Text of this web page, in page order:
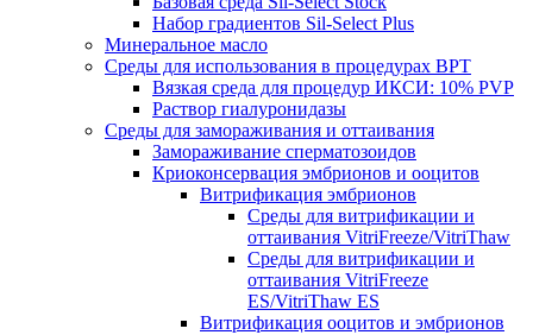
Набор градиентов Sil-Select Plus
Минеральное масло
Среды для использования в процедурах ВРТ
Вязкая среда для процедур ИКСИ: 10% PVP
Раствор гиалуронидазы
Среды для замораживания и оттаивания
Замораживание сперматозоидов
Криоконсервация эмбрионов и ооцитов
Витрификация эмбрионов
Среды для витрификации и
оттаивания VitriFreeze/VitriThaw
Среды для витрификации и
оттаивания VitriFreeze
ES/VitriThaw ES
Витрификация ооцитов и эмбрионов